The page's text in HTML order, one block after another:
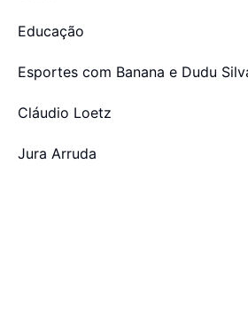
Educação
Esportes com Banana e Dudu
Cláudio Loetz
Jura Arruda